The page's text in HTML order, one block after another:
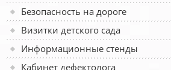
Безопасность на дороге
Визитки детского сада
Информационные стенды
Кабинет дефектолога